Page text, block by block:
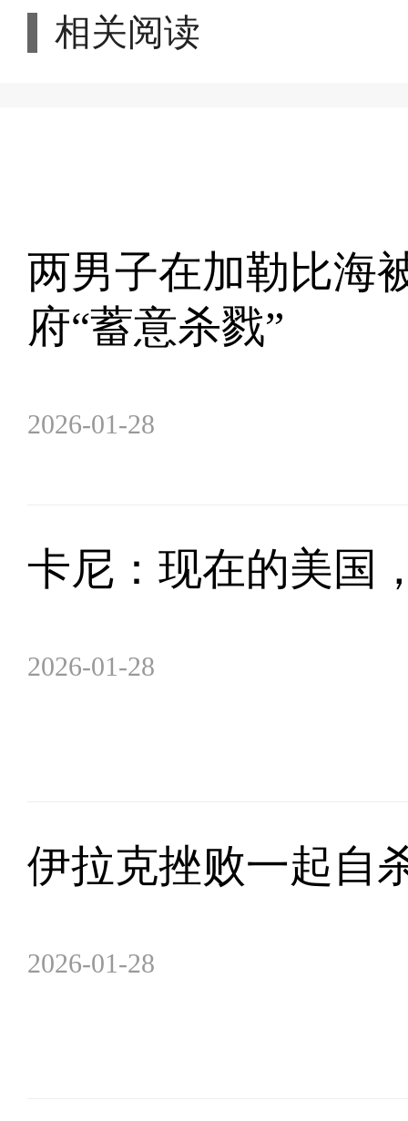
相关阅读
两男子在加勒比海
府“蓄意杀戮”
2026-01-28
卡尼：现在的美国
2026-01-28
伊拉克挫败一起自
2026-01-28